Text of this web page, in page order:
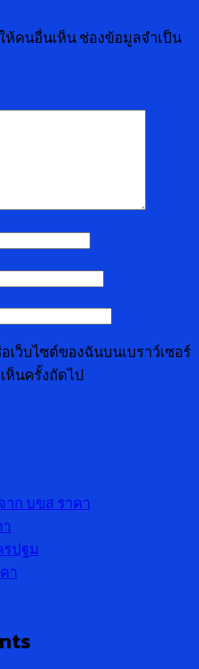
ห้คนอื่นเห็น ช่องข้อมูลจำเป็น
เว็บไซต์ของฉันบนเบราว์เซอร์
ห็นครั้งถัดไป
ก บขส ราคา
รปฐม
า